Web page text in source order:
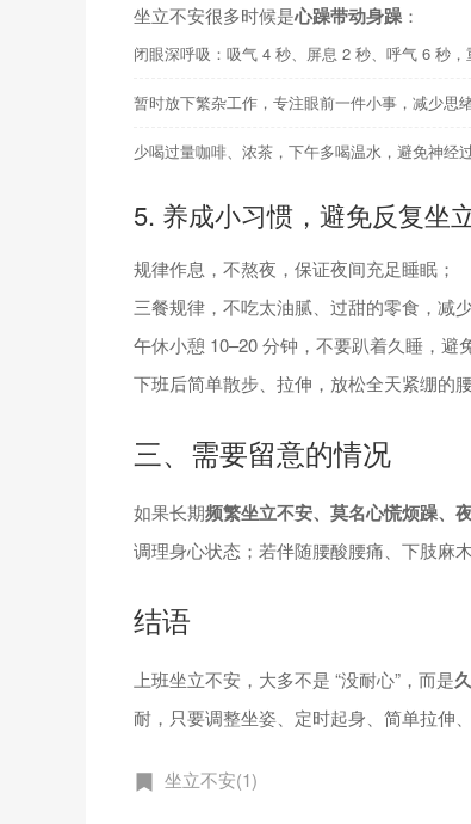
坐立不安很多时候是心躁带动身躁 ：
闭眼深呼吸：吸气 4 秒、屏息 2 秒、呼气 6 秒，
暂时放下繁杂工作，专注眼前一件小事，减少思
少喝过量咖啡、浓茶，下午多喝温水，避免神经过
5. 养成小习惯，避免反复坐
规律作息，不熬夜，保证夜间充足睡眠；
三餐规律，不吃太油腻、过甜的零食，减
午休小憩 10–20 分钟，不要趴着久睡，避
下班后简单散步、拉伸，放松全天紧绷的腰
三、需要留意的情况
如果长期频繁坐立不安、莫名心慌烦躁、
调理身心状态；若伴随腰酸腰痛、下肢麻
结语
上班坐立不安，大多不是 “没耐心”，而是
耐，只要调整坐姿、定时起身、简单拉伸
坐立不安(1)